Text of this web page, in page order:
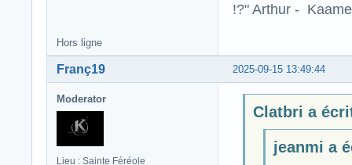
!?" Arthur -
Hors ligne
2025-09-15 13:49:44
Franç19
Moderator
Lieu : Sainte Féréole
Clatbri a
jeanmi a